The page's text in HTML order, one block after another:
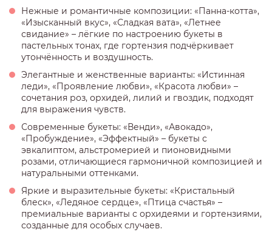
Нежные и романтичные композиции: «Панна-котта»,
«Изысканный вкус», «Сладкая вата», «Летнее
свидание» – лёгкие по настроению букеты в
пастельных тонах, где гортензия подчёркивает
утончённость и воздушность.
Элегантные и женственные варианты: «Истинная
леди», «Проявление любви», «Красота любви» –
сочетания роз, орхидей, лилий и гвоздик, подходят
для выражения чувств.
Современные букеты: «Венди», «Авокадо»,
«Пробуждение», «Эффектный» – букеты с
эвкалиптом, альстромерией и пионовидными
розами, отличающиеся гармоничной композицией и
натуральными оттенками.
Яркие и выразительные букеты: «Кристальный
блеск», «Ледяное сердце», «Птица счастья» –
премиальные варианты с орхидеями и гортензиями,
созданные для особых случаев.